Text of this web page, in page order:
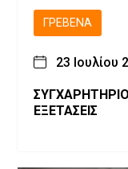
ΓΡΕΒΕΝΆ
23 Ιουλίου
ΕΞΕΤΑΣΕΙΣ